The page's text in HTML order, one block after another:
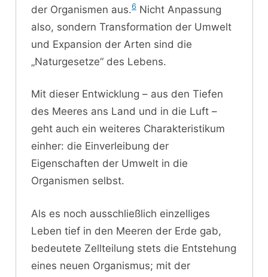
der Organismen aus.6 Nicht Anpassung
also, sondern Transformation der Umwelt
und Expansion der Arten sind die
„Naturgesetze“ des Lebens.
Mit dieser Entwicklung – aus den Tiefen
des Meeres ans Land und in die Luft –
geht auch ein weiteres Charakteristikum
einher: die Einverleibung der
Eigenschaften der Umwelt in die
Organismen selbst.
Als es noch ausschließlich einzelliges
Leben tief in den Meeren der Erde gab,
bedeutete Zellteilung stets die Entstehung
eines neuen Organismus; mit der